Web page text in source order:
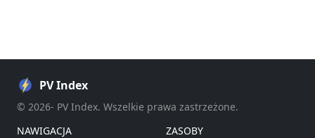
PV Index
© 2026- PV Index. Wszelkie prawa zastrzeżone.
NAWIGACJA
ZASOBY